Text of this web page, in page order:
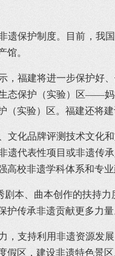
遗保护制度。目前，我
馆。
，福建将进一步保护
态保护（实验）区——
实验）区。福建还将
文化品牌评测技术文化
遗代表性项目或非遗传
校非遗学科体系和专
剧本、曲本创作的扶持
传承非遗贡献更多力
，支持利用非遗资源
区，建设非遗特色景